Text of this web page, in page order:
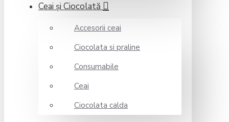
Ceai şi Ciocolată
Accesorii ceai
Ciocolata si praline
Consumabile
Ceai
Ciocolata calda